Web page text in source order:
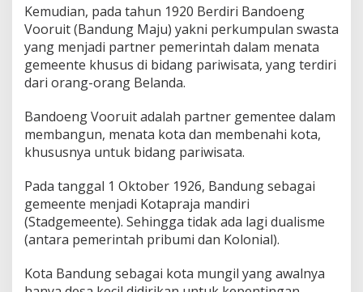
Kemudian, pada tahun 1920 Berdiri Bandoeng
Vooruit (Bandung Maju) yakni perkumpulan swasta
yang menjadi partner pemerintah dalam menata
gemeente khusus di bidang pariwisata, yang terdiri
dari orang-orang Belanda.
Bandoeng Vooruit adalah partner gementee dalam
membangun, menata kota dan membenahi kota,
khususnya untuk bidang pariwisata.
Pada tanggal 1 Oktober 1926, Bandung sebagai
gemeente menjadi Kotapraja mandiri
(Stadgemeente). Sehingga tidak ada lagi dualisme
(antara pemerintah pribumi dan Kolonial).
Kota Bandung sebagai kota mungil yang awalnya